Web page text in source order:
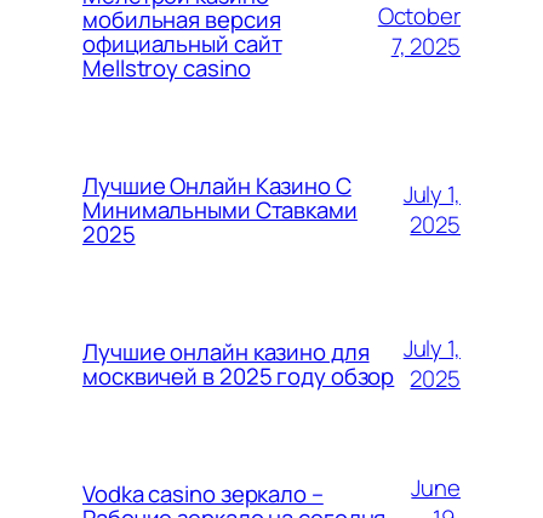
мобильная версия
официальный сайт
Mellstroy casino
October
7, 2025
Лучшие Онлайн Казино С
Минимальными Ставками
2025
July 1,
2025
Лучшие онлайн казино для
москвичей в 2025 году обзор
July 1,
2025
Vodka casino зеркало –
June